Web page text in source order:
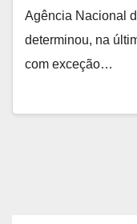
Agência Nacional
determinou, na
com exceção…